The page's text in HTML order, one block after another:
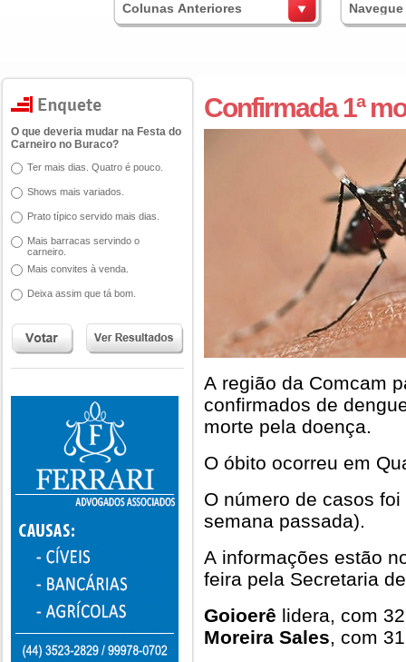
Colunas Anteriores
O que deveria mudar na Festa do
Carneiro no Buraco?
Ter mais dias. Quatro é pouco.
Shows mais variados.
Prato típico servido mais dias.
Mais barracas servindo o
carneiro.
Mais convites à venda.
Deixa assim que tá bom.
Confirmada 1ª
A região da Comcam
confirmados de
morte pela doença.
O óbito ocorreu em
O número de casos
semana passada).
A informações estão
feira pela Secretaria
Goioerê lidera, com
Moreira Sales, com